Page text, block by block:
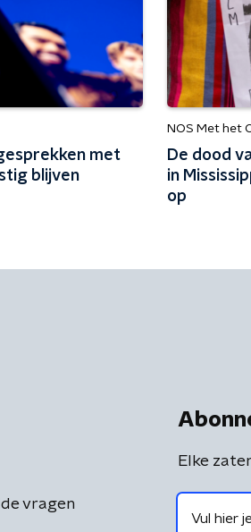
met
blijven
NOS Met het
De dood
in
op
vragen
Elke